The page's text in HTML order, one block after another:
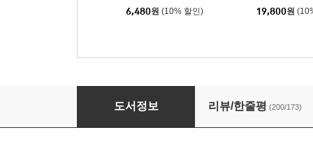
6,480원 (10% 할인) 19,800원
경매 권리분석 이렇게 쉬웠어?
도서정보 리뷰/한줄평 (200/173)